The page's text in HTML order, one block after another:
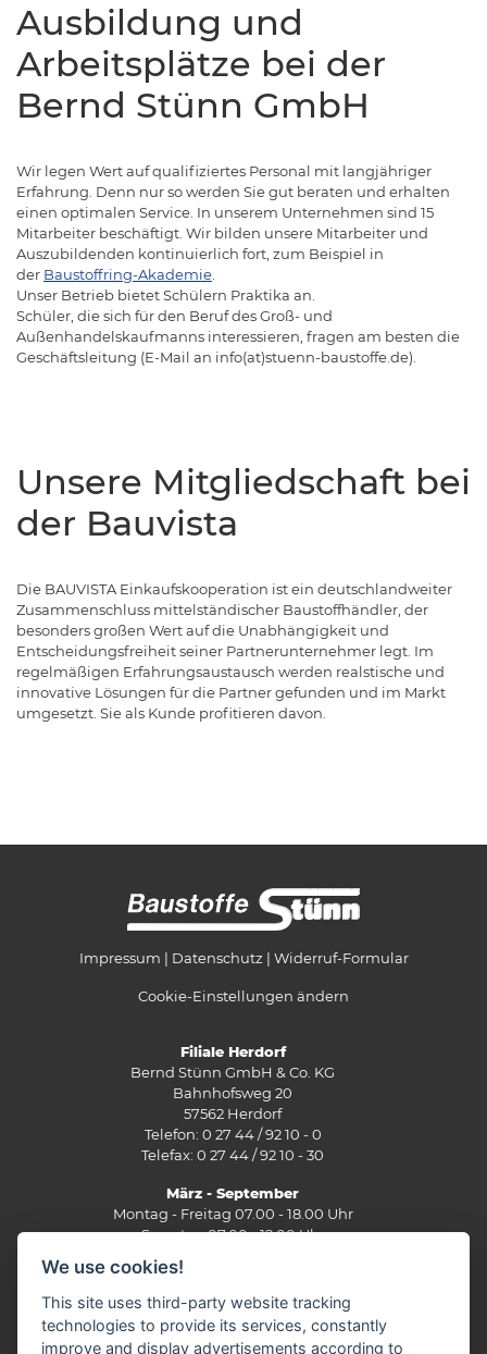
Ausbildung und
Arbeitsplätze bei der
Bernd Stünn GmbH
Wir legen Wert auf qualifiziertes Personal mit langjähriger
Erfahrung. Denn nur so werden Sie gut beraten und erhalten
einen optimalen Service. In unserem Unternehmen sind 15
Mitarbeiter beschäftigt. Wir bilden unsere Mitarbeiter und
Auszubildenden kontinuierlich fort, zum Beispiel in
der Baustoffring-Akademie.
Unser Betrieb bietet Schülern Praktika an.
Schüler, die sich für den Beruf des Groß- und
Außenhandelskaufmanns interessieren, fragen am besten die
Geschäftsleitung (E-Mail an info(at)stuenn-baustoffe.de).
Unsere Mitgliedschaft bei
der Bauvista
Die BAUVISTA Einkaufskooperation ist ein deutschlandweiter
Zusammenschluss mittelständischer Baustoffhändler, der
besonders großen Wert auf die Unabhängigkeit und
Entscheidungsfreiheit seiner Partnerunternehmer legt. Im
regelmäßigen Erfahrungsaustausch werden realstische und
innovative Lösungen für die Partner gefunden und im Markt
umgesetzt. Sie als Kunde profitieren davon.
Impressum Datenschutz Widerruf-Formular
Cookie-Einstellungen ändern
Filiale Herdorf
Bernd Stünn GmbH & Co. KG
Bahnhofsweg 20
57562 Herdorf
Telefon: 0 27 44 / 92 10 - 0
Telefax: 0 27 44 / 92 10 - 30
März - September
Montag - Freitag 07.00 - 18.00 Uhr
Samstag 07.00 - 12.00 Uhr
Oktober - Februar
Montag - Freitag 07.30 - 17.30 Uhr
Samstag 07.30 - 12.00 Uhr
We use cookies!
This site uses third-party website tracking
technologies to provide its services, constantly
improve and display advertisements according to